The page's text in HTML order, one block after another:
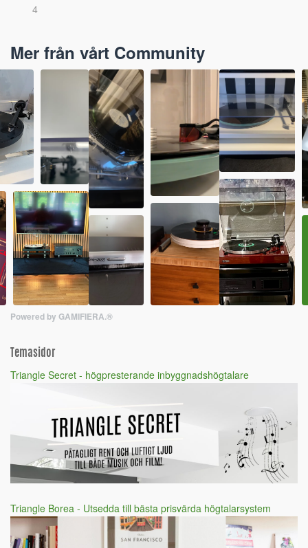
4
Mer från vårt Community
Powered by GAMIFIERA.®
Temasidor
Triangle Secret - högpresterande inbyggnadshögtalare
Triangle Borea - Utsedda till bästa prisvärda högtalarsystem